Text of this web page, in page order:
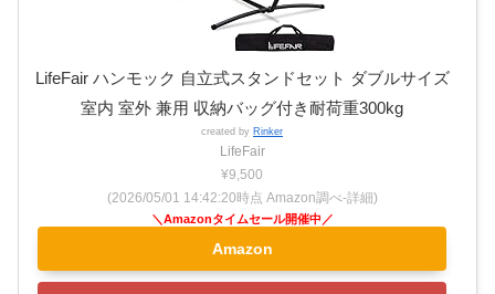
LifeFair ハンモック 自立式スタンドセット ダブルサイズ
室内 室外 兼用 収納バッグ付き耐荷重300kg
created by Rinker
LifeFair
¥9,500
(2026/05/01 14:42:20時点 Amazon調べ-詳細)
Amazon